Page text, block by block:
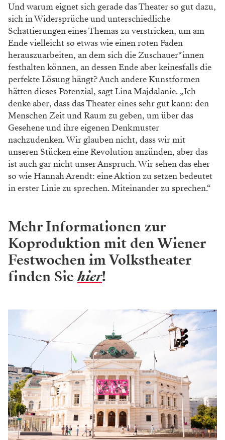
Und warum eignet sich gerade das Theater so gut dazu,
sich in Widersprüche und unterschiedliche
Schattierungen eines Themas zuverstricken, um am
Ende vielleicht so etwas wieeinen roten Faden
herauszuarbeiten, an dem sich die Zuschauer*innen
festhalten können, andessen Ende aber keinesfalls die
perfekte Lösunghängt? Auch andere Kunstformen
hätten diesesPotenzial, sagt Lina Majdalanie. „Ich
denkeaber, dass das Theater eines sehr gut kann: den
Menschen Zeit und Raum zu geben, um überdas
Gesehene und ihre eigenen Denkmuster
nachzudenken. Wir glauben nicht, dass wir mit
unseren Stücken eine Revolution anzünden, aberdas
ist auch gar nicht unser Anspruch. Wir sehendas eher
so wie Hannah Arendt: eine Aktionzu setzen bedeutet
in erster Linie zu sprechen.Miteinander zu sprechen.“
Mehr Informationen zur
Koproduktion mit den Wiener
Festwochen im Volkstheater
finden Siehier!